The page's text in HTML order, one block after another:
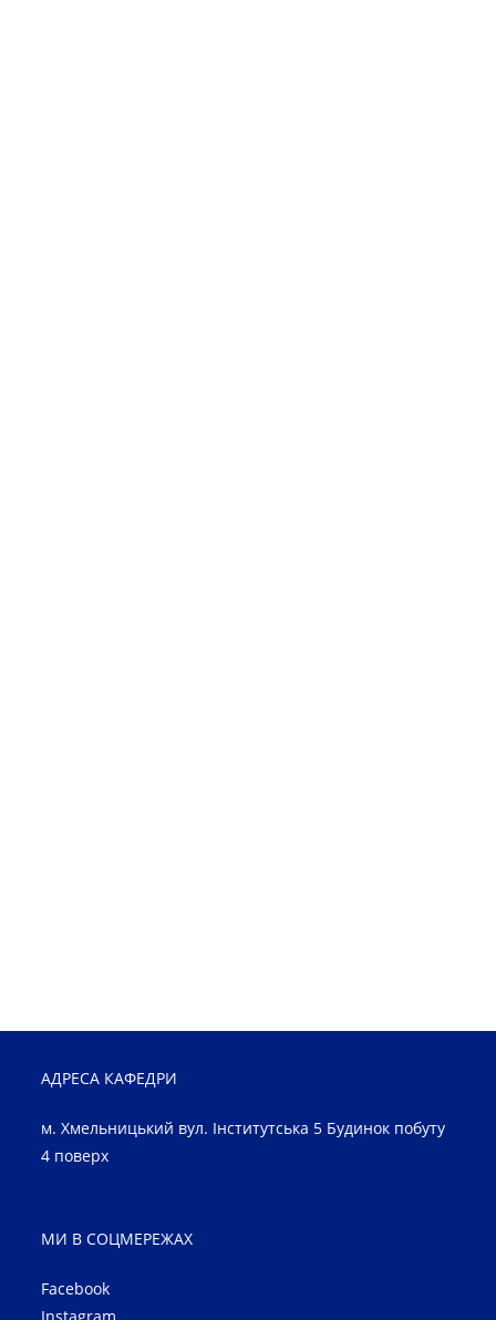
АДРЕСА КАФЕДРИ
м. Хмельницький вул. Інститутська 5 Будинок побуту
4 поверх
МИ В СОЦМЕРЕЖАХ
Facebook